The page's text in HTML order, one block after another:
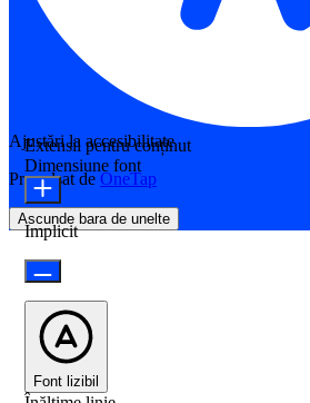
Ajustări la accesibilitate
Propulsat de OneTap
Ascunde bara de unelte
Extensii pentru conținut
Dimensiune font
Implicit
Font lizibil